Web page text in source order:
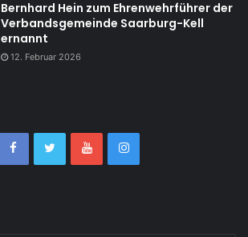
Bernhard Hein zum Ehrenwehrführer der
Verbandsgemeinde Saarburg-Kell
ernannt
12. Februar 2026